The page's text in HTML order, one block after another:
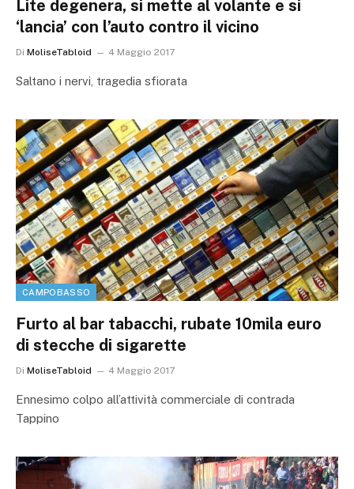
Lite degenera, si mette al volante e si
‘lancia’ con l’auto contro il vicino
Di MoliseTabloid 4 Maggio 2017
Saltano i nervi, tragedia sfiorata
CAMPOBASSO
Furto al bar tabacchi, rubate 10mila euro
di stecche di sigarette
Di MoliseTabloid 4 Maggio 2017
Ennesimo colpo all’attività commerciale di contrada
Tappino